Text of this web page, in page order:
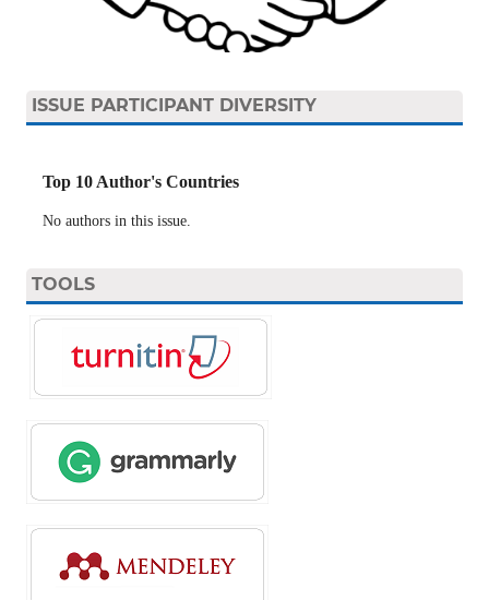
ISSUE PARTICIPANT DIVERSITY
Top 10 Author's Countries
No authors in this issue.
TOOLS